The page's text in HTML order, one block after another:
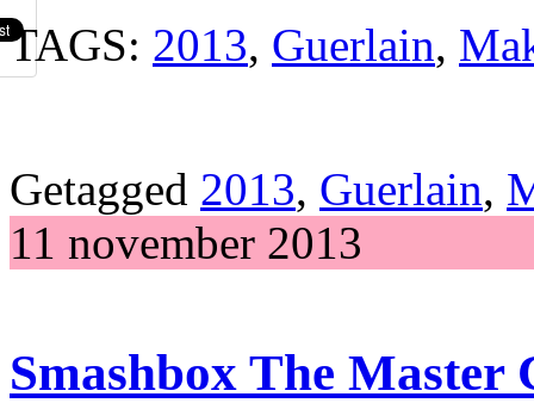
TAGS: 2013, Guerlain,
Getagged 2013, Guerlain,
11 november 2013
Smashbox The Master